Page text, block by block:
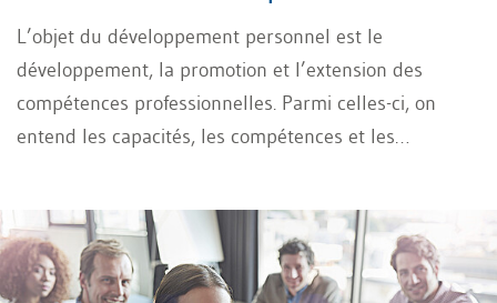
L’objet du développement personnel est le
développement, la promotion et l’extension des
compétences professionnelles. Parmi celles-ci, on
entend les capacités, les compétences et les
professionnelle dans l’entreprise.